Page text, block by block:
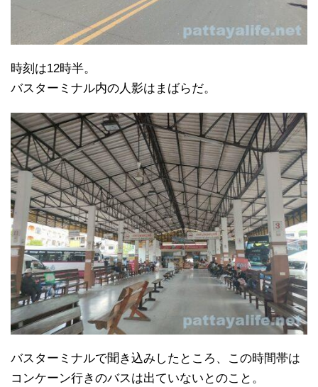
時刻は12時半。
バスターミナル内の人影はまばらだ。
バスターミナルで聞き込みしたところ、この時間帯は
コンケーン行きのバスは出ていないとのこと。